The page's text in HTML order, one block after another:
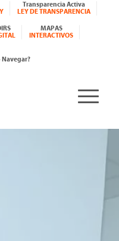
Transparencia Activa
LEY DE TRANSPARENCIA
MAPAS
INTERACTIVOS
Navegar?